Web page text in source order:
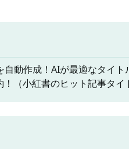
自動作成！AIが最適なタイト
（小紅書のヒット記事タイ